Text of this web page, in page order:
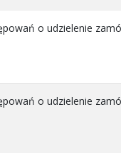
o udzielenie
o udzielenie